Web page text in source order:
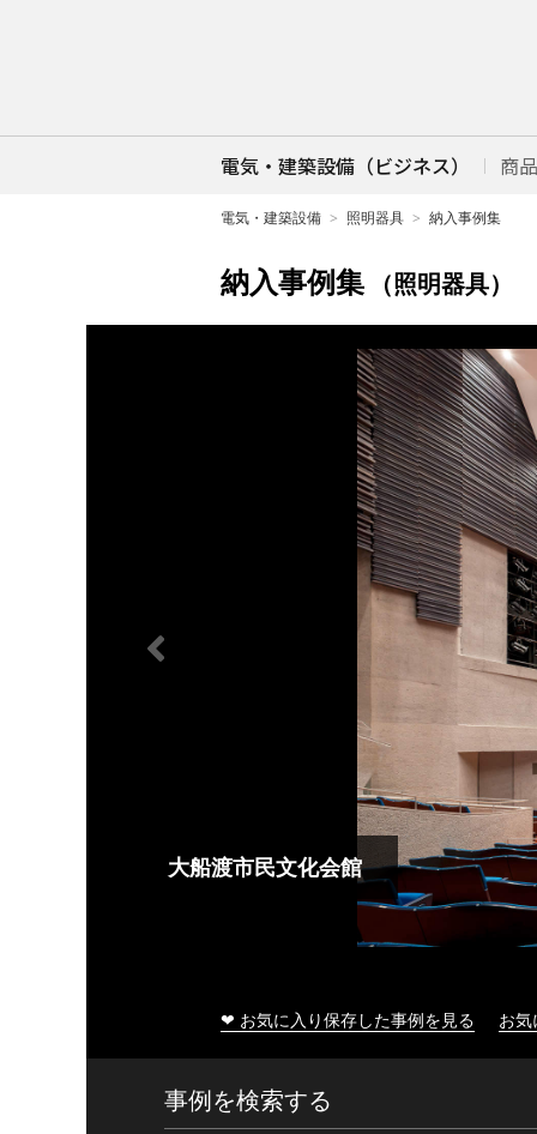
電気・建築設備（ビジネス） 商
電気・建築設備 照明器具 納入事例集
納入事例集 （照明器具）
大船渡市民文化会館
❤ お気に入り保存した事例を見る お
事例を検索する